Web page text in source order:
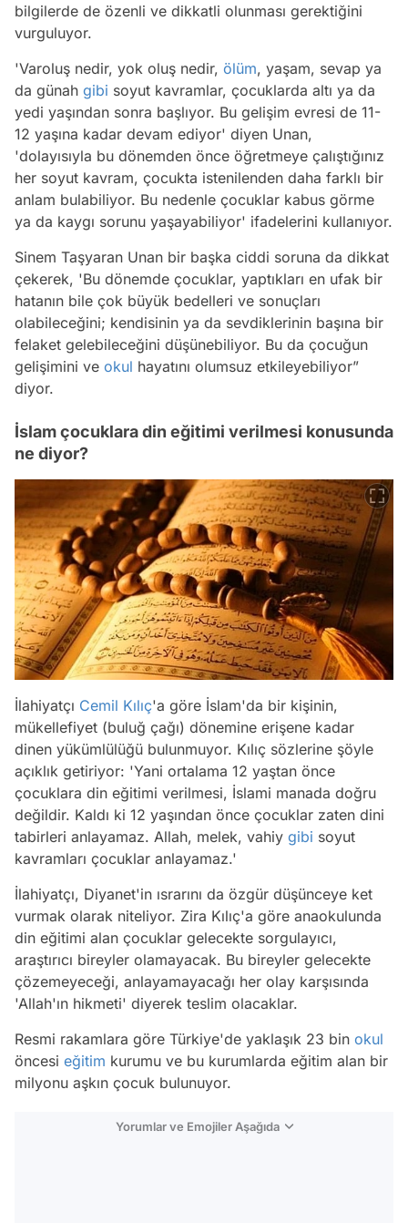
bilgilerde de özenli ve dikkatli olunması gerektiğini
vurguluyor.
'Varoluş nedir, yok oluş nedir, ölüm, yaşam, sevap ya
da günah gibi soyut kavramlar, çocuklarda altı ya da
yedi yaşından sonra başlıyor. Bu gelişim evresi de 11-
12 yaşına kadar devam ediyor' diyen Unan,
'dolayısıyla bu dönemden önce öğretmeye çalıştığınız
her soyut kavram, çocukta istenilenden daha farklı bir
anlam bulabiliyor. Bu nedenle çocuklar kabus görme
ya da kaygı sorunu yaşayabiliyor' ifadelerini kullanıyor.
Sinem Taşyaran Unan bir başka ciddi soruna da dikkat
çekerek, 'Bu dönemde çocuklar, yaptıkları en ufak bir
hatanın bile çok büyük bedelleri ve sonuçları
olabileceğini; kendisinin ya da sevdiklerinin başına bir
felaket gelebileceğini düşünebiliyor. Bu da çocuğun
gelişimini ve okul hayatını olumsuz etkileyebiliyor”
diyor.
İslam çocuklara din eğitimi verilmesi konusunda
ne diyor?
İlahiyatçı Cemil Kılıç'a göre İslam'da bir kişinin,
mükellefiyet (buluğ çağı) dönemine erişene kadar
dinen yükümlülüğü bulunmuyor. Kılıç sözlerine şöyle
açıklık getiriyor: 'Yani ortalama 12 yaştan önce
çocuklara din eğitimi verilmesi, İslami manada doğru
değildir. Kaldı ki 12 yaşından önce çocuklar zaten dini
tabirleri anlayamaz. Allah, melek, vahiy gibi soyut
kavramları çocuklar anlayamaz.'
İlahiyatçı, Diyanet'in ısrarını da özgür düşünceye ket
vurmak olarak niteliyor. Zira Kılıç'a göre anaokulunda
din eğitimi alan çocuklar gelecekte sorgulayıcı,
araştırıcı bireyler olamayacak. Bu bireyler gelecekte
çözemeyeceği, anlayamayacağı her olay karşısında
'Allah'ın hikmeti' diyerek teslim olacaklar.
Resmi rakamlara göre Türkiye'de yaklaşık 23 bin okul
öncesi eğitim kurumu ve bu kurumlarda eğitim alan bir
milyonu aşkın çocuk bulunuyor.
Yorumlar ve Emojiler Aşağıda